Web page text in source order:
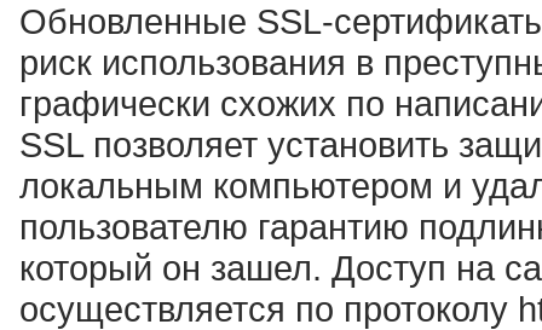
Обновленные SSL-
риск использования в
графически схожих по
SSL позволяет установить
локальным компьютером и
пользователю гарантию
который он зашел. Доступ на
осуществляется по протоколу